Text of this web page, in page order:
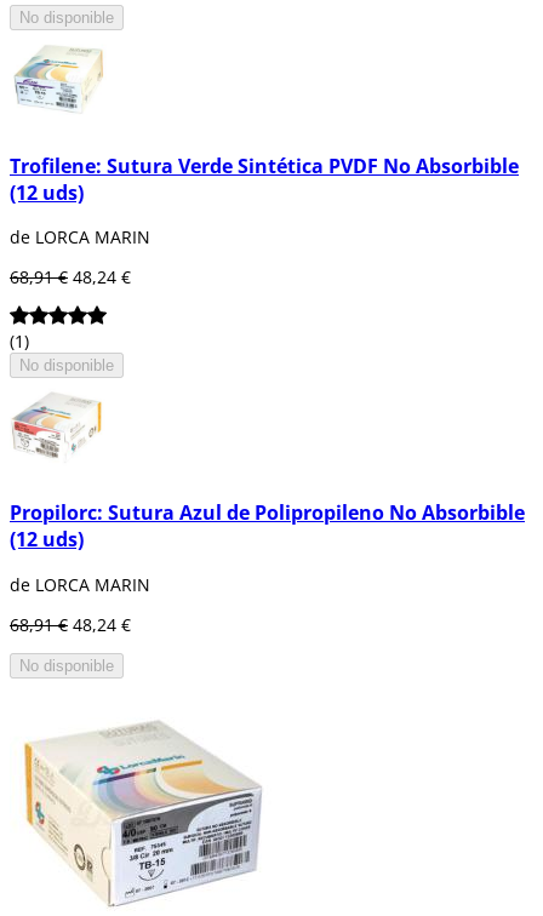
No disponible
Trofilene: Sutura Verde Sintética PVDF No Absorbible
(12 uds)
de LORCA MARIN
68,91 € 48,24 €
(1)
No disponible
Propilorc: Sutura Azul de Polipropileno No Absorbible
(12 uds)
de LORCA MARIN
68,91 € 48,24 €
No disponible